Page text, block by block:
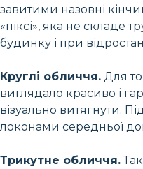
завитими назовні
«піксі», яка не складе
будинку і при
Круглі обличчя. Для
виглядало красиво і
візуально витягнути.
локонами середньої
Трикутне обличчя.